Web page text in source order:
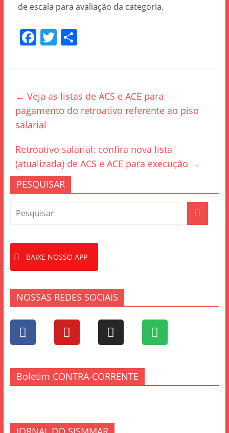
de escala para avaliação da categoria.
F
b
o
o
k
T S
← Veja as listas de ACS e ACE para
pagamento do retroativo referente ao piso
salarial
Retroativo salarial: confira nova lista
(atualizada) de ACS e ACE para execução →
PESQUISAR
BAIXE NOSSO APP
NOSSAS REDES SOCIAIS
Boletim CONTRA-CORRENTE